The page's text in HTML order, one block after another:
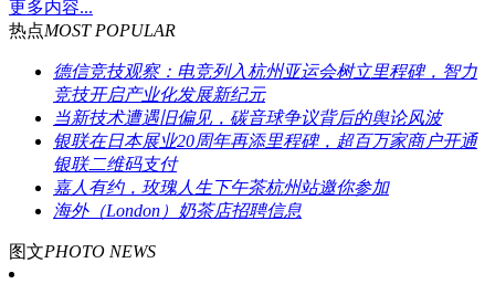
更多内容...
热点MOST POPULAR
德信竞技观察：电竞列入杭州亚运会树立里程碑，智力
竞技开启产业化发展新纪元
当新技术遭遇旧偏见，碳音球争议背后的舆论风波
银联在日本展业20周年再添里程碑，超百万家商户开通
银联二维码支付
嘉人有约，玫瑰人生下午茶杭州站邀你参加
海外（London）奶茶店招聘信息
图文PHOTO NEWS